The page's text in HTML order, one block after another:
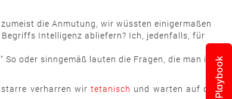
die Anmutung, wir wüssten einigermaßen
Intelligenz abliefern? Ich, jedenfalls, für
oder sinngemäß lauten die Fragen, die man in
verharren wirtetanisch und warten auf dasPlaybook